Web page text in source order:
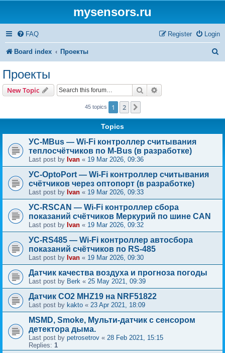
mysensors.ru
FAQ Login
Register
Board index Проекты
Проекты
New Topic Search
45 topics 1 2
Topics
УС-MBus — Wi-Fi контроллер считывания
теплосчётчиков по M-Bus (в разработке)
Last post by Ivan « 19 Mar 2026, 09:36
УС-OptoPort — Wi-Fi контроллер считывания
счётчиков через оптопорт (в разработке)
Last post by Ivan « 19 Mar 2026, 09:33
УС-RSCAN — Wi-Fi контроллер сбора
показаний счётчиков Меркурий по шине CAN
Last post by Ivan « 19 Mar 2026, 09:32
УС-RS485 — Wi-Fi контроллер автосбора
показаний счётчиков по RS-485
Last post by Ivan « 19 Mar 2026, 09:30
Датчик качества воздуха и прогноза погоды
Last post by Berk « 25 May 2021, 09:39
Датчик CO2 MHZ19 на NRF51822
Last post by kakto « 23 Apr 2021, 18:09
MSMD, Smoke, Мульти-датчик с сенсором
детектора дыма.
Last post by petrosetrov « 28 Feb 2021, 15:15
Replies: 1